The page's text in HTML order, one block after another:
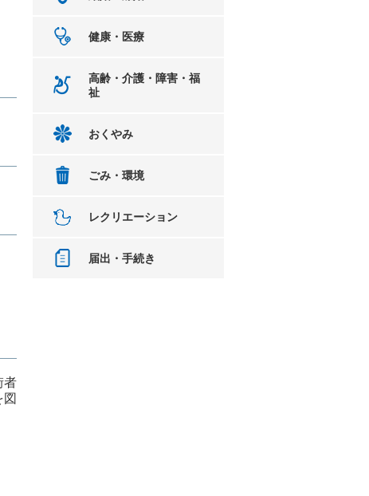
者
健康・医療
高齢・介護・障害・福
祉
おくやみ
ごみ・環境
レクリエーション
届出・手続き